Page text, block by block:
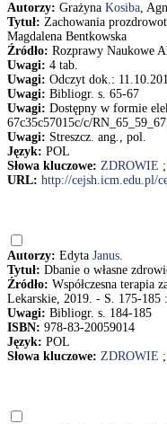
Autorzy: Grażyna Kosiba,
Tytuł: Zachowania
Magdalena Bentkowska
Źródło: Rozprawy Naukowe
Uwagi: 4 tab.
Uwagi: Odczyt dok.:
Uwagi: Bibliogr. s. 65-67
Uwagi: Dostępny w formie
67c35c57015c/c/
Uwagi: Streszcz. ang., pol.
Język: POL
Słowa kluczowe: ZDROWIE ;
URL: http://cejsh.icm.edu.pl/
Autorzy: Edyta Janus.
Tytuł: Dbanie o własne
Źródło: Współczesna terapia
Lekarskie, 2019. - S. 175-185
Uwagi: Bibliogr. s. 184-185
ISBN: 978-83-20059014
Język: POL
Słowa kluczowe: ZDROWIE ;